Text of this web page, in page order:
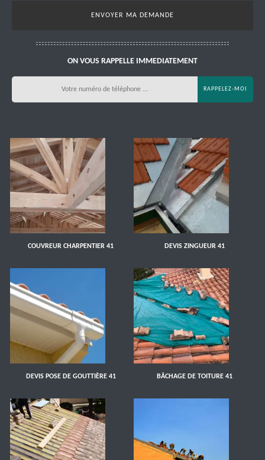
ON VOUS RAPPELLE IMMEDIATEMENT
COUVREUR CHARPENTIER 41 DEVIS ZINGUEUR 41
DEVIS POSE DE GOUTTIÈRE 41 BÂCHAGE DE TOITURE 41